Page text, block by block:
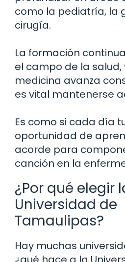
como la pediatría, la
cirugía.
La formación
el campo de la salud,
medicina avanza
es vital mantenerse
Es como si cada día
oportunidad de
acorde para
canción en la
¿Por qué elegir
Universidad de
Tamaulipas?
Hay muchas